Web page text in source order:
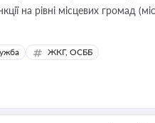
на рівні місцевих громад
ЖКГ, ОСББ